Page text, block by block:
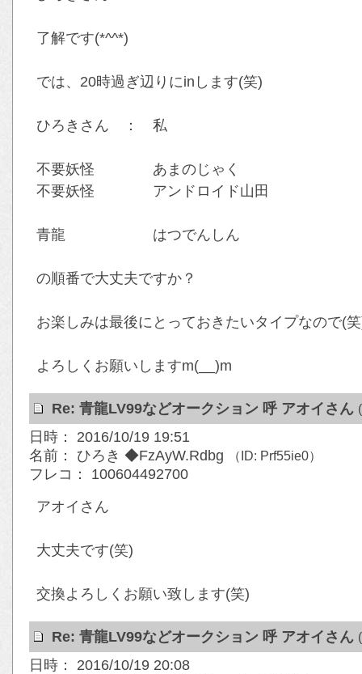
了解です(*^^*)
では、20時過ぎ辺りにinします(笑)
ひろきさん ： 私
不要妖怪
不要妖怪 ア
青龍 はつでんしん
の順番で大丈夫ですか？
お楽しみは最後にとっておきたいタイプなので(
よろしくお願いしますm(__)m
Re: 青龍LV99などオークション 呼 アオイさん
日時： 2016/10/19 19:51
名前： ひろき ◆FzAyW.Rdbg
（ID: Prf55ie0）
フレコ： 100604492700
アオイさん
大丈夫です(笑)
交換よろしくお願い致します(笑)
Re: 青龍LV99などオークション 呼 アオイさん
日時： 2016/10/19 20:08